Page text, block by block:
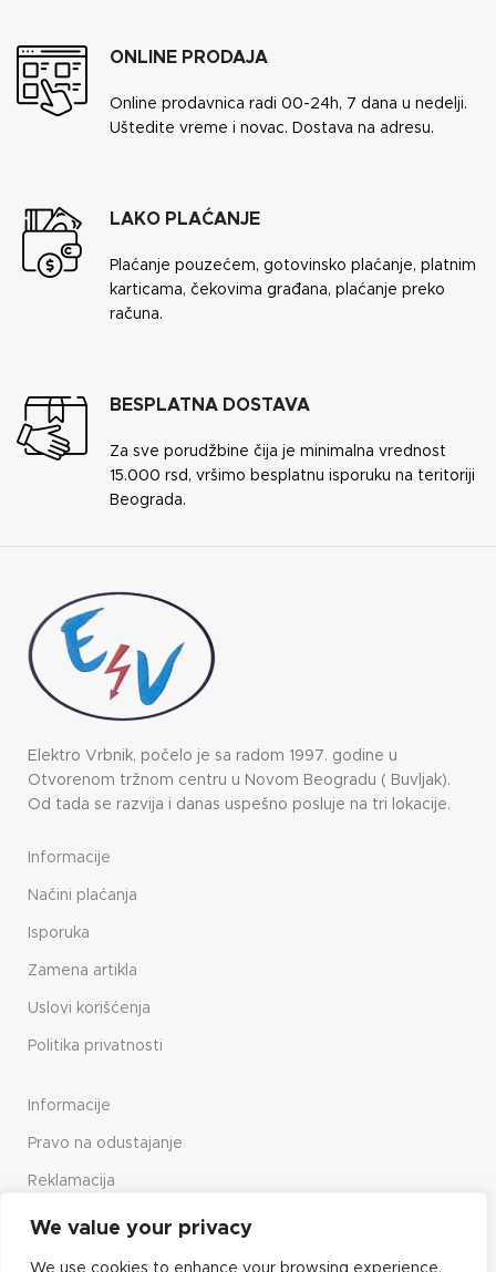
We value your privacy
We use cookies to enhance your browsing experience,
ONLINE PRODAJA
Online prodavnica radi 00-24h, 7 dana u nedelji.
Uštedite vreme i novac. Dostava na adresu.
LAKO PLAĆANJE
Plaćanje pouzećem, gotovinsko plaćanje, platnim
karticama, čekovima građana, plaćanje preko
računa.
BESPLATNA DOSTAVA
Za sve porudžbine čija je minimalna vrednost
15.000 rsd, vršimo besplatnu isporuku na teritoriji
Beograda.
Elektro Vrbnik, počelo je sa radom 1997. godine u
Otvorenom tržnom centru u Novom Beogradu ( Buvljak).
Od tada se razvija i danas uspešno posluje na tri lokacije.
Informacije
Načini plaćanja
Isporuka
Zamena artikla
Uslovi korišćenja
Politika privatnosti
Informacije
Pravo na odustajanje
Reklamacija
Način upotrebe sajta